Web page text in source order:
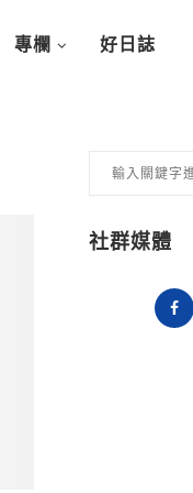
專欄 好日誌
社群媒體